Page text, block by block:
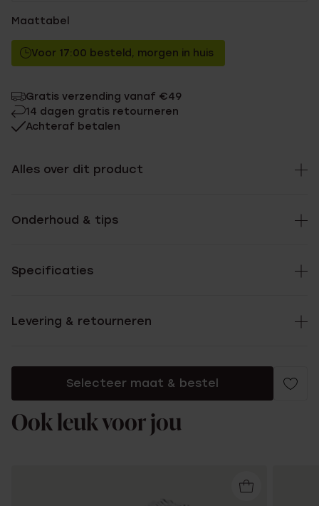
Maattabel
Voor 17:00 besteld, morgen in huis
Gratis verzending vanaf €49
14 dagen gratis retourneren
Achteraf betalen
Alles over dit product
Onderhoud & tips
Specificaties
Levering & retourneren
Selecteer maat & bestel
Ook leuk voor jou